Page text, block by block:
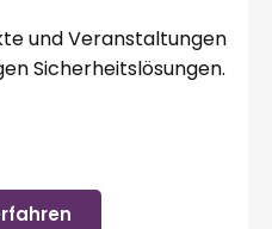
und Veranstaltungen
Sicherheitslösungen.